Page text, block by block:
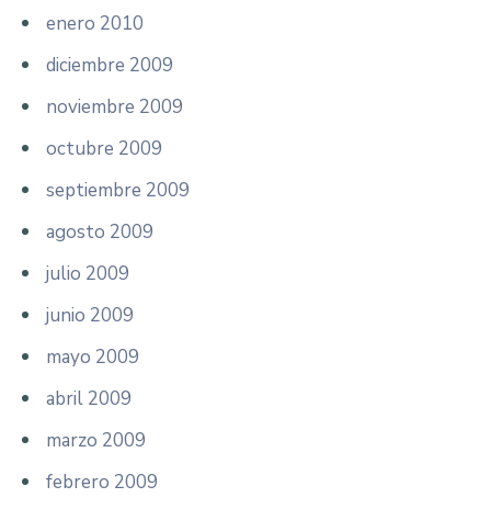
enero 2010
diciembre 2009
noviembre 2009
octubre 2009
septiembre 2009
agosto 2009
julio 2009
junio 2009
mayo 2009
abril 2009
marzo 2009
febrero 2009